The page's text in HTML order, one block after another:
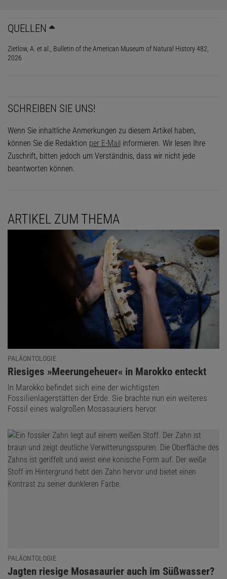
QUELLEN
Zietlow, A. et al., Bulletin of the American Museum of Natural History 482,
2026
SCHREIBEN SIE UNS!
Wenn Sie inhaltliche Anmerkungen zu diesem Artikel haben,
können Sie die Redaktion per E-Mail informieren. Wir lesen Ihre
Zuschrift, bitten jedoch um Verständnis, dass wir nicht jede
beantworten können.
ARTIKEL ZUM THEMA
PALÄONTOLOGIE
:
Riesiges »Meerungeheuer« in Marokko enteckt
In Marokko befindet sich eine der wichtigsten
Fossilienlagerstätten der Erde. Sie brachte nun ein weiteres
Fossil eines walgroßen Mosasauriers hervor.
PALÄONTOLOGIE
:
Jagten riesige Mosasaurier auch im Süßwasser?